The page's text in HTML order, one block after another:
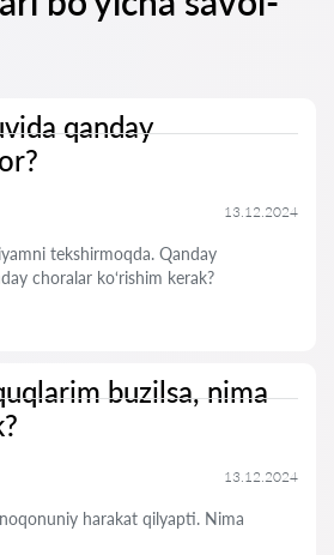
qanday
13.12.2024
tekshirmoqda. Qanday
choralar ko‘rishim kerak?
buzilsa, nima
13.12.2024
harakat qilyapti. Nima